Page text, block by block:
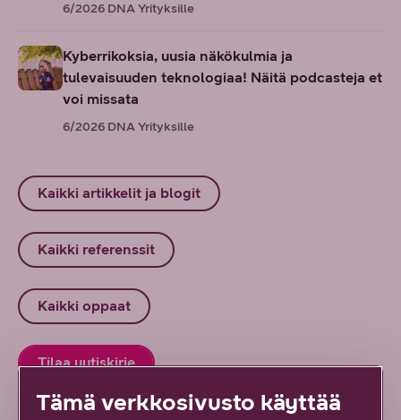
6/2026 DNA Yrityksille
Kyberrikoksia, uusia näkökulmia ja
tulevaisuuden teknologiaa! Näitä podcasteja et
voi missata
6/2026 DNA Yrityksille
Kaikki artikkelit ja blogit
Kaikki referenssit
Kaikki oppaat
Tilaa uutiskirje
Tämä verkkosivusto käyttää